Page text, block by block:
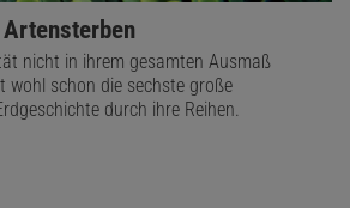
nicht in ihrem gesamten Ausmaß
wohl schon die sechste große
durch ihre Reihen.